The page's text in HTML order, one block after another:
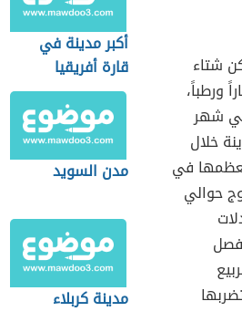
شتاء
ورطباً،
مئوية، في شهر
خلال
في
حوالي
فصل
أكبر مدينة في
قارة أفريقيا
مدن السويد
مدينة كربلاء